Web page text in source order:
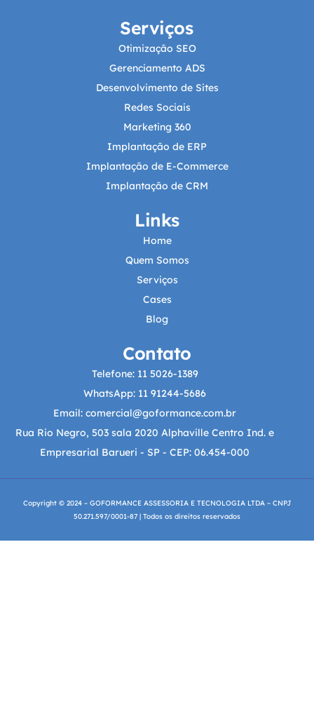
Serviços
Otimização SEO
Gerenciamento ADS
Desenvolvimento de Sites
Redes Sociais
Marketing 360
Implantação de ERP
Implantação de E-Commerce
Implantação de CRM
Links
Home
Quem Somos
Serviços
Cases
Blog
Contato
Telefone: 11 5026-1389
WhatsApp: 11 91244-5686
Email: comercial@goformance.com.br
Rua Rio Negro, 503 sala 2020 Alphaville Centro Ind. e
Empresarial Barueri - SP - CEP: 06.454-000
Copyright © 2024 – GOFORMANCE ASSESSORIA E TECNOLOGIA LTDA – CNPJ
50.271.597/0001-87 | Todos os direitos reservados